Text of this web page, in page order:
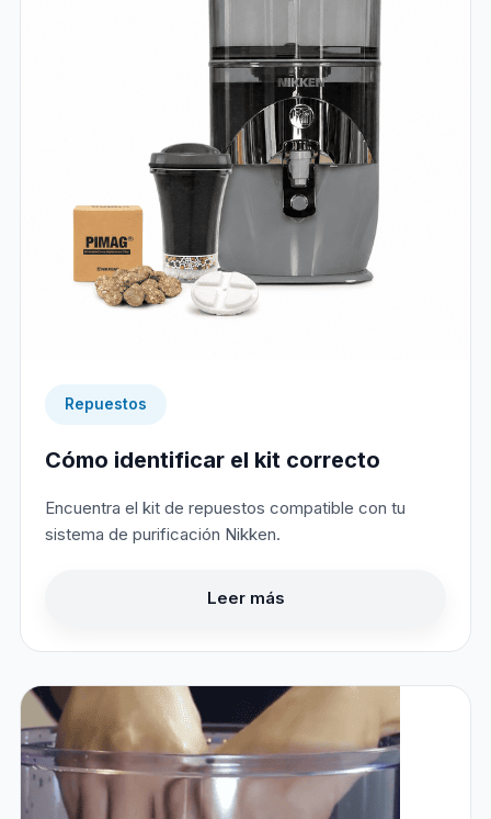
Repuestos
Cómo identificar el kit correcto
Encuentra el kit de repuestos compatible con tu
sistema de purificación Nikken.
Leer más